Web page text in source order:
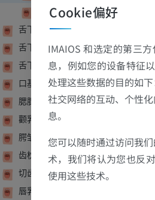
龈沟
舌下肉阜
舌下扁桃体
舌下襞
口基器
腮腺乳头
颧乳头（肉食动物）
腭皱褶，腭褶
齿枕
切齿乳头
唇乳头（犬，反刍动物）
优质会员 Cookie偏好
IMAIOS 和选定的第三
息，例如您的设备特征
处理这些数据的目的如
社交网络的互动、个性
息。
您可以随时通过访问我
术，我们将认为您也反
使用这些技术。